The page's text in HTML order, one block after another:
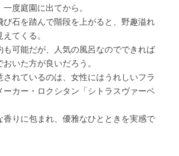
度庭園に出てから。
石を踏んで階段を上がると、野趣溢れ
てくる。
可能だが、人気の風呂なのでできれば
いた方が良いだろう。
れているのは、女性にはうれしいフラ
ーカー・ロクシタン「シトラスヴァーベ
りに包まれ、優雅なひとときを実感で